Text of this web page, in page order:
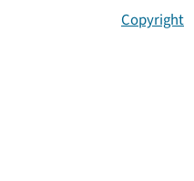
Copyright